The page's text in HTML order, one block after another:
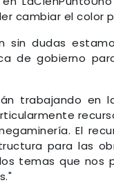
cambiar el color
sin dudas
de gobierno
trabajando en
El
para las
temas que nos